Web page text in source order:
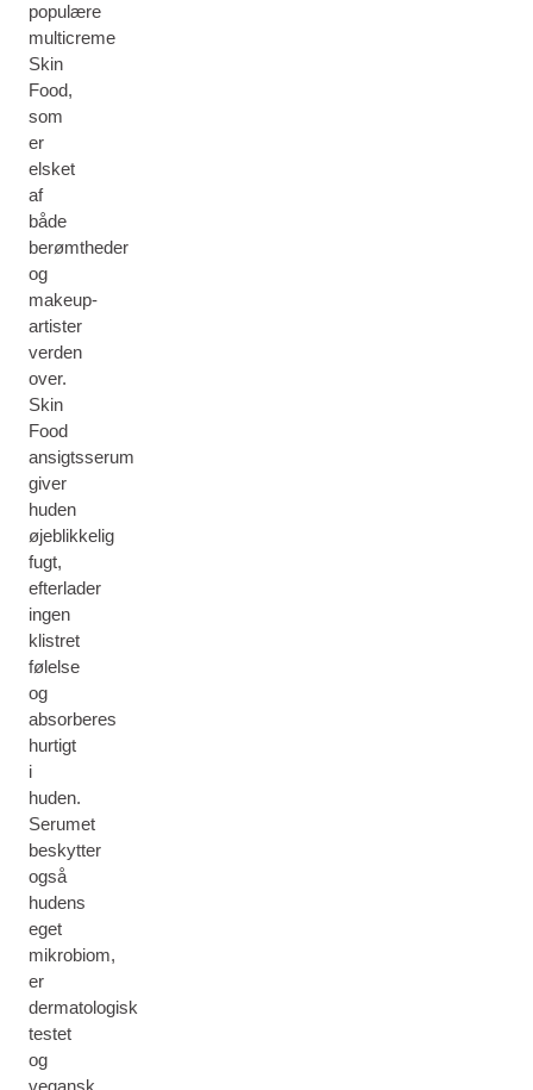
populære
multicreme
Skin
Food,
som
er
elsket
af
både
berømtheder
og
makeup-
artister
verden
over.
Skin
Food
ansigtsserum
giver
huden
øjeblikkelig
fugt,
efterlader
ingen
klistret
følelse
og
absorberes
hurtigt
i
huden.
Serumet
beskytter
også
hudens
eget
mikrobiom,
er
dermatologisk
testet
og
vegansk.